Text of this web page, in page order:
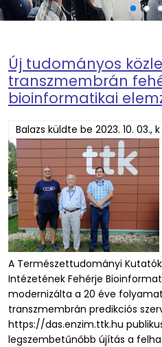
Új tudományos
transzmembrán
bioinformatikai
Balazs küldte be 2023. 10. 03.,
A Természettudományi
Intézetének Fehérje
modernizálta a 20 éve
transzmembrán predikciós
https://das.enzim.ttk.hu
legszembetűnőbb újítás a